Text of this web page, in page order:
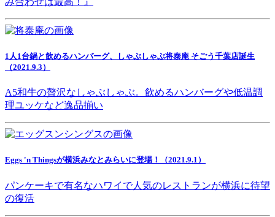
1人1台鍋と飲めるハンバーグ、しゃぶしゃぶ将泰庵 そごう千葉店誕生
（2021.9.3）
A5和牛の贅沢なしゃぶしゃぶ。飲めるハンバーグや低温調
理ユッケなど逸品揃い
Eggs 'n Thingsが横浜みなとみらいに登場！（2021.9.1）
パンケーキで有名なハワイで人気のレストランが横浜に待望
の復活